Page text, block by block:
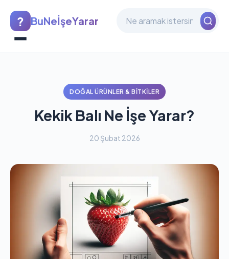
? BuNeİşeYarar
DOĞAL ÜRÜNLER & BITKILER
Kekik Balı Ne İşe Yarar?
20 Şubat 2026